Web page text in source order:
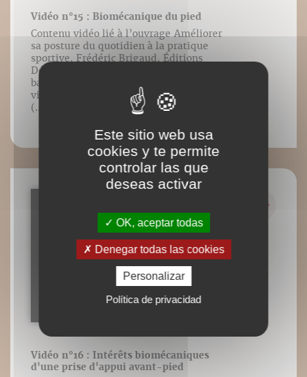
Vidéo n°15 : Biomécanique du pied
Contenu vidéo lié à l’ouvrage Améliorer
sa posture du quotidien à la pratique
sportive, Frédéric Brigaud, Éditions
DésIris. [Cliccando sulla destra della
barra di controllo presente in ogni
video, si aprirà un menu per scegliere la
(...)
Vidéo n°16 : Intérêts biomécaniques
d'une prise d'appui avant-pied
Este sitio web usa
cookies y te permite
controlar las que
deseas activar
OK, aceptar todas
Denegar todas las cookies
Personalizar
Política de privacidad